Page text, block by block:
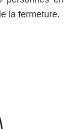
la fermeture.